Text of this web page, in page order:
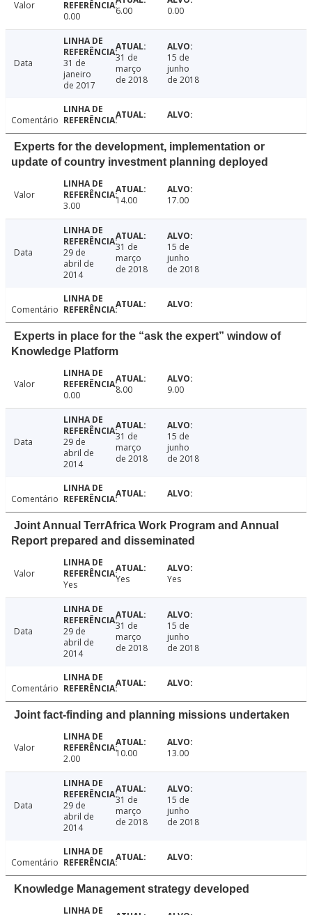
Valor
0.00
6.00 0.00
Data
31 de
janeiro
de 2017
31 de
março
de 2018
15 de
junho
de 2018
Comentário
Experts for the development, implementation or
update of country investment planning deployed
Valor
3.00
14.00 17.00
Data
29 de
abril de
2014
31 de
março
de 2018
15 de
junho
de 2018
Comentário
Experts in place for the “ask the expert” window of
Knowledge Platform
Valor
0.00
8.00 9.00
Data
29 de
abril de
2014
31 de
março
de 2018
15 de
junho
de 2018
Comentário
Joint Annual TerrAfrica Work Program and Annual
Report prepared and disseminated
Valor
Yes
Yes Yes
Data
29 de
abril de
2014
31 de
março
de 2018
15 de
junho
de 2018
Comentário
Joint fact-finding and planning missions undertaken
Valor
2.00
10.00 13.00
Data
29 de
abril de
2014
31 de
março
de 2018
15 de
junho
de 2018
Comentário
Knowledge Management strategy developed